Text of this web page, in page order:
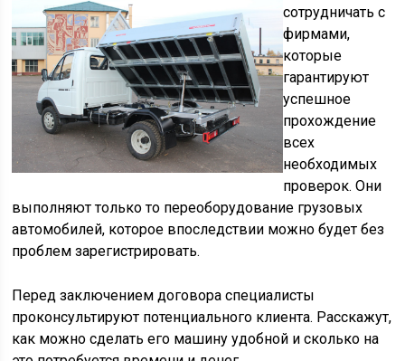
сотрудничать с
фирмами,
которые
гарантируют
успешное
прохождение
всех
необходимых
проверок. Они
выполняют только то переоборудование грузовых
автомобилей, которое впоследствии можно будет без
проблем зарегистрировать.
Перед заключением договора специалисты
проконсультируют потенциального клиента. Расскажут,
как можно сделать его машину удобной и сколько на